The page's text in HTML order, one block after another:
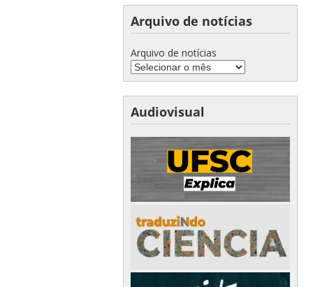
Arquivo de notícias
Arquivo de notícias
Audiovisual